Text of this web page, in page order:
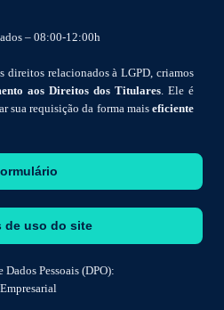
– 08:00-12:00h
direitos relacionados à LGPD, criamos
aos Direitos dos Titulares . Ele é
sua requisição da forma mais eficiente
de uso do site
Pessoais (DPO):